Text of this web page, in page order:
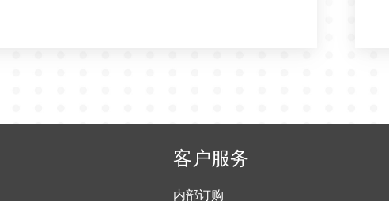
客户服务
内部订购